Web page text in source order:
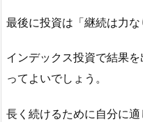
最後に投資は「継続は力な
インデックス投資で結果
ってよいでしょう。
長く続けるために自分に